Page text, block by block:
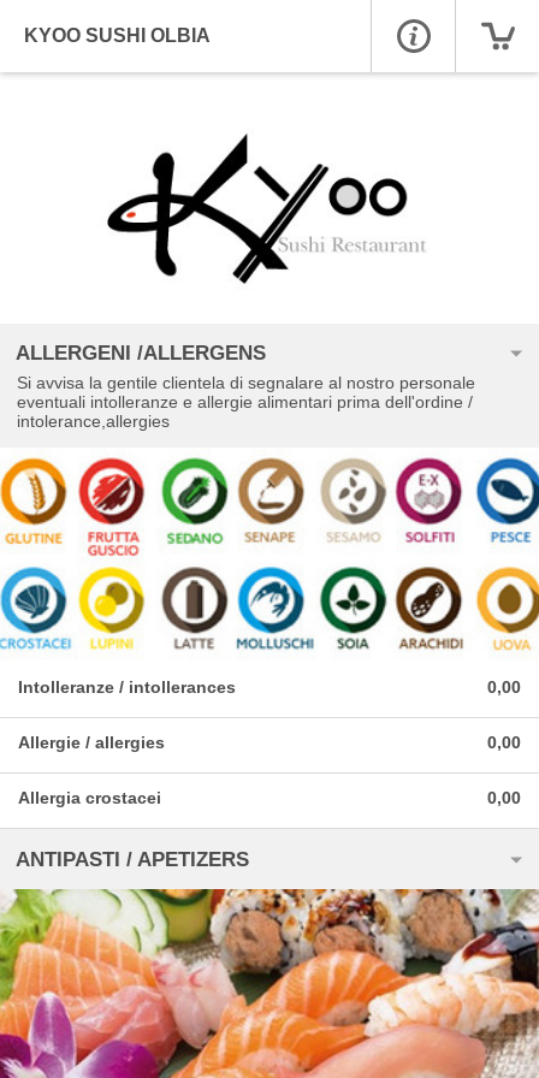
KYOO SUSHI OLBIA
ALLERGENI /ALLERGENS
Si avvisa la gentile clientela di segnalare al nostro personale
eventuali intolleranze e allergie alimentari prima dell'ordine /
intolerance,allergies
Intolleranze / intollerances 0,00
Allergie / allergies 0,00
Allergia crostacei 0,00
ANTIPASTI / APETIZERS